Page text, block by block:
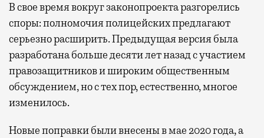
В свое время вокруг законопроекта разгорелись
споры: полномочия полицейских предлагают
серьезно расширить. Предыдущая версия была
разработана больше десяти лет назад с участием
правозащитников и широким общественным
обсуждением, но с тех пор, естественно, многое
изменилось.
Новые поправки были внесены в мае 2020 года, а